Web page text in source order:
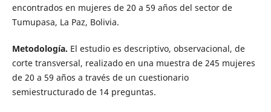
encontrados en mujeres de 20 a 59 años del sector de
Tumupasa, La Paz, Bolivia.
Metodología. El estudio es descriptivo, observacional, de
corte transversal, realizado en una muestra de 245 mujeres
de 20 a 59 años a través de un cuestionario
semiestructurado de 14 preguntas.